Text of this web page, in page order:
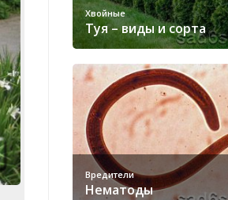
Хвойные
Туя – виды и сорта
Вредители
Нематоды